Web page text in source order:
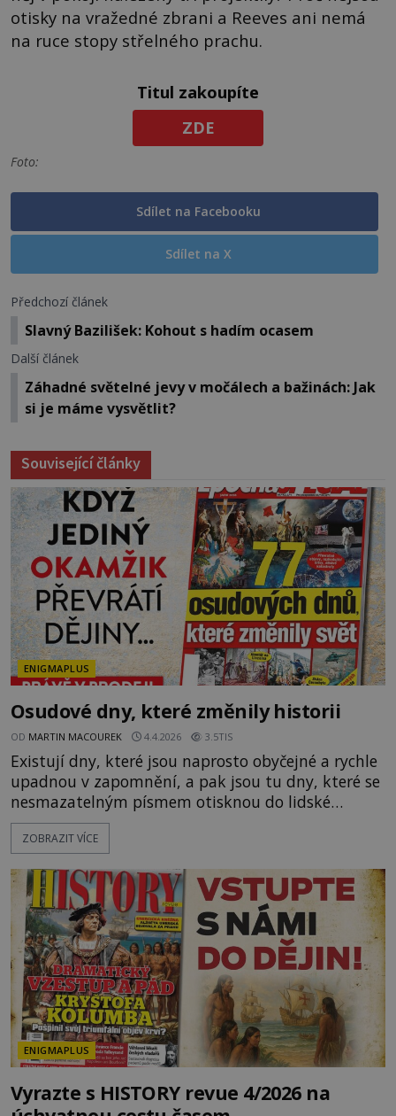
otisky na vražedné zbrani a Reeves ani nemá
na ruce stopy střelného prachu.
Titul zakoupíte
ZDE
Foto:
Sdílet na Facebooku
Sdílet na X
Předchozí článek
Slavný Bazilišek: Kohout s hadím ocasem
Další článek
Záhadné světelné jevy v močálech a bažinách: Jak
si je máme vysvětlit?
Související články
ENIGMAPLUS
Osudové dny, které změnily historii
OD MARTIN MACOUREK 4.4.2026 3.5TIS
Existují dny, které jsou naprosto obyčejné a rychle
upadnou v zapomnění, a pak jsou tu dny, které se
nesmazatelným písmem otisknou do lidské
historie, a je jedno, jestli dojde k významnému
objevu nebo děsivé katastrofě. Vezměte si k ruce
křížem krážem. Je 10. dubna roku 49 př. n. l. a na
břehu říčky Rubikon pronáší Gaius Julius Caesar
svou slavnou vě
ZOBRAZIT VÍCE
ENIGMAPLUS
Vyrazte s HISTORY revue 4/2026 na